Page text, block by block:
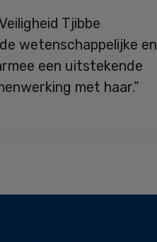
Tjibbe
wetenschappelijke en
een uitstekende
met haar.”